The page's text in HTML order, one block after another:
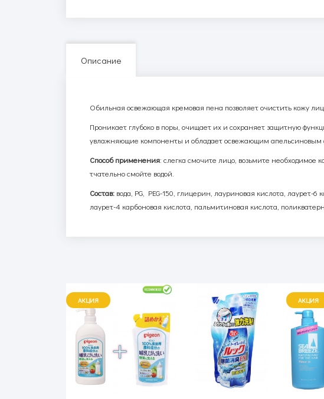
Описание
Обильная освежающая кремовая пена позволяет очистить кожу
Проникает глубоко в поры, очищает их и сохраняет защитную
увлажняющие компоненты и обладает освежающим апельсиновым
Способ применения: слегка смочите лицо, возьмите
тчательно смойте водой.
Состав: вода, PG PEG-150, глицерин, лауриновая кислота, лаурет-6
лаурет-4 карбоновая кислота, пальмитиновая кислота,
АКЦИЯ АКЦИЯ